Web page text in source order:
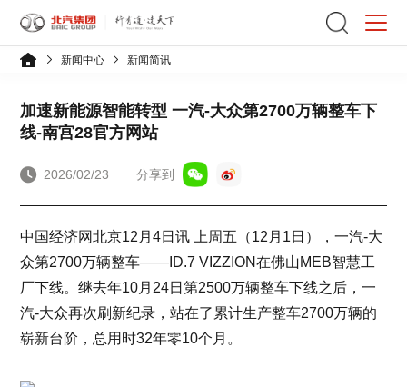
新闻中心 新闻简讯
加速新能源智能转型 一汽-大众第2700万辆整车下
线-南宫28官方网站
2026/02/23 分享到
中国经济网北京12月4日讯 上周五（12月1日），一汽-大
众第2700万辆整车——ID.7 VIZZION在佛山MEB智慧工
厂下线。继去年10月24日第2500万辆整车下线之后，一
汽-大众再次刷新纪录，站在了累计生产整车2700万辆的
崭新台阶，总用时32年零10个月。